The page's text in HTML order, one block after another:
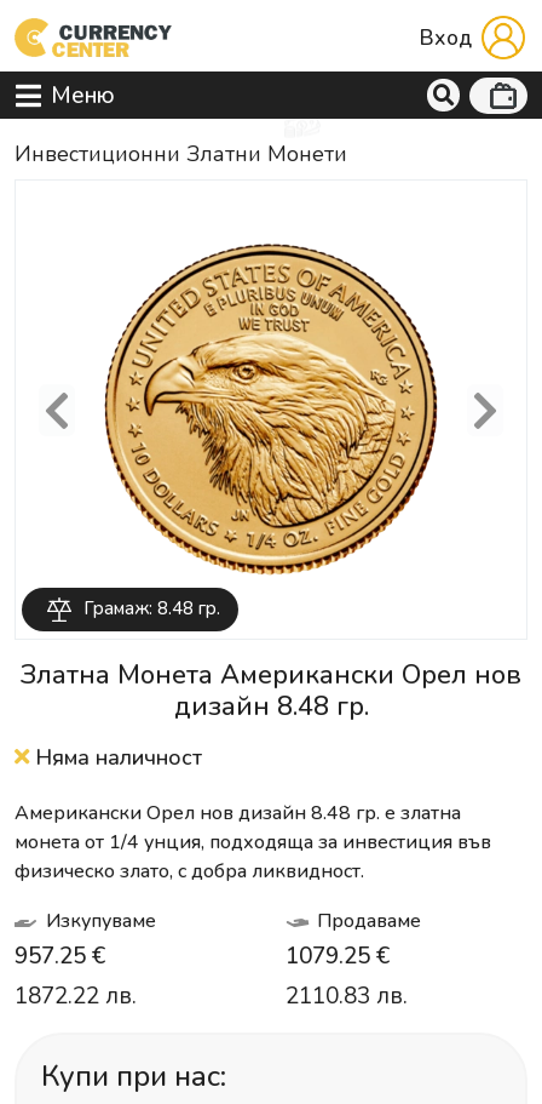
Вход
Меню
Инвестиционни Златни Монети
Грамаж: 8.48 гр.
Previous Next
Златна Монета Американски Орел нов
дизайн 8.48 гр.
Няма наличност
Американски Орел нов дизайн 8.48 гр. е златна
монета от 1/4 унция, подходяща за инвестиция във
физическо злато, с добра ликвидност.
Изкупуваме
957.25 €
1872.22 лв.
Продаваме
1079.25 €
2110.83 лв.
Купи при нас: